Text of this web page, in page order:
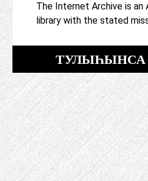
The Internet Archive is an
library with the stated